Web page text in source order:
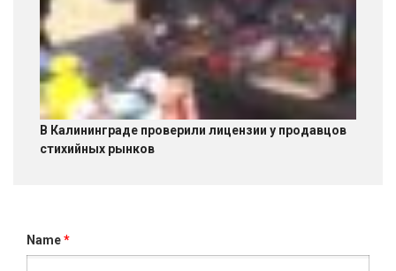
В Калининграде проверили лицензии у продавцов
стихийных рынков
Name*